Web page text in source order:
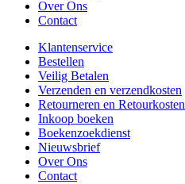
Over Ons
Contact
Klantenservice
Bestellen
Veilig Betalen
Verzenden en verzendkosten
Retourneren en Retourkosten
Inkoop boeken
Boekenzoekdienst
Nieuwsbrief
Over Ons
Contact